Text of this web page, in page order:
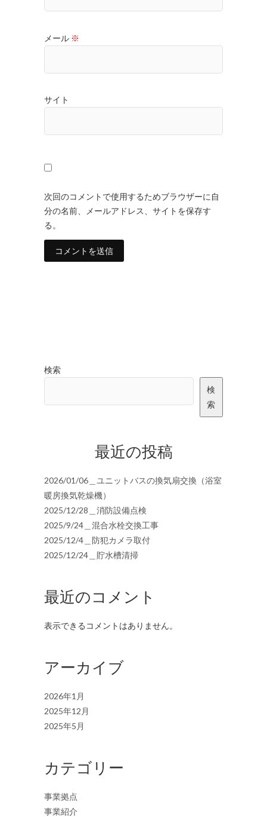
メール ※
サイト
次回のコメントで使用するためブラウザーに自
分の名前、メールアドレス、サイトを保存す
る。
検索
検
索
最近の投稿
2026/01/06＿ユニットバスの換気扇交換（浴室
暖房換気乾燥機）
2025/12/28＿消防設備点検
2025/9/24＿混合水栓交換工事
2025/12/4＿防犯カメラ取付
2025/12/24＿貯水槽清掃
最近のコメント
表示できるコメントはありません。
アーカイブ
2026年1月
2025年12月
2025年5月
カテゴリー
事業拠点
事業紹介